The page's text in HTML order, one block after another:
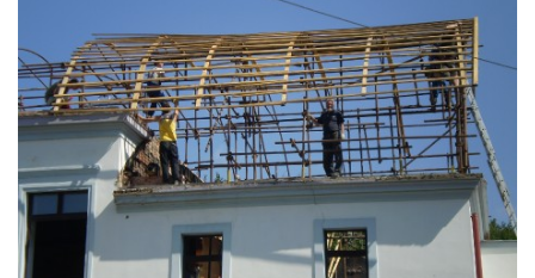
KDY, KDE A CO HRAJEME
HRY OD ROKU 1973
VIDEOZÁZNAMY Z HER
FOTOALBUM